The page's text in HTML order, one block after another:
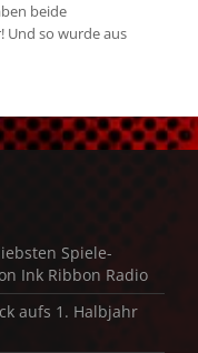
beide
Und so wurde aus
Spiele-
Ink Ribbon Radio
aufs 1. Halbjahr